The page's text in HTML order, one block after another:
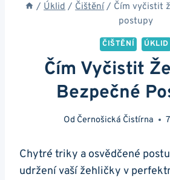
/ Úklid / Čištění / Čím vyčistit
postupy
ČIŠTĚNÍ ÚKLID
Čím Vyčistit
Bezpečné
Od Černošická Čistírna
Chytré triky a osvědčené
udržení vaší žehličky v